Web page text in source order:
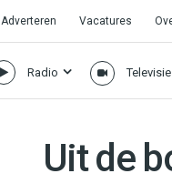
Adverteren Vacatures
Radio Televisie
Uit de